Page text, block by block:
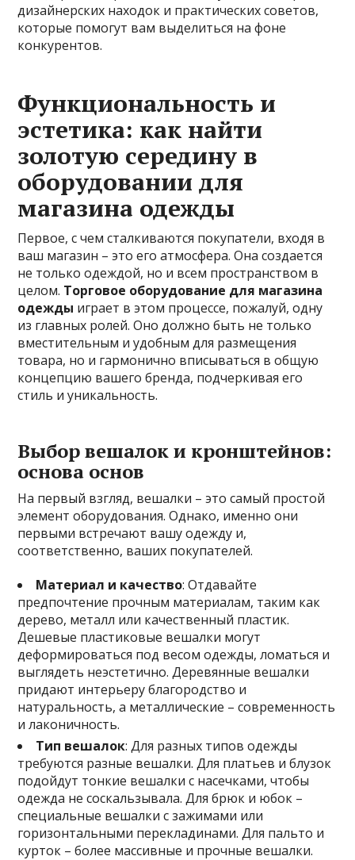
дизайнерских находок и практических советов,
которые помогут вам выделиться на фоне
конкурентов.
Функциональность и
эстетика: как найти
золотую середину в
оборудовании для
магазина одежды
Первое, с чем сталкиваются покупатели, входя в
ваш магазин – это его атмосфера. Она создается
не только одеждой, но и всем пространством в
целом. Торговое оборудование для магазина
одежды играет в этом процессе, пожалуй, одну
из главных ролей. Оно должно быть не только
вместительным и удобным для размещения
товара, но и гармонично вписываться в общую
концепцию вашего бренда, подчеркивая его
стиль и уникальность.
Выбор вешалок и кронштейнов:
основа основ
На первый взгляд, вешалки – это самый простой
элемент оборудования. Однако, именно они
первыми встречают вашу одежду и,
соответственно, ваших покупателей.
Материал и качество: Отдавайте
предпочтение прочным материалам, таким как
дерево, металл или качественный пластик.
Дешевые пластиковые вешалки могут
деформироваться под весом одежды, ломаться и
выглядеть неэстетично. Деревянные вешалки
придают интерьеру благородство и
натуральность, а металлические – современность
и лаконичность.
Тип вешалок: Для разных типов одежды
требуются разные вешалки. Для платьев и блузок
подойдут тонкие вешалки с насечками, чтобы
одежда не соскальзывала. Для брюк и юбок –
специальные вешалки с зажимами или
горизонтальными перекладинами. Для пальто и
курток – более массивные и прочные вешалки.